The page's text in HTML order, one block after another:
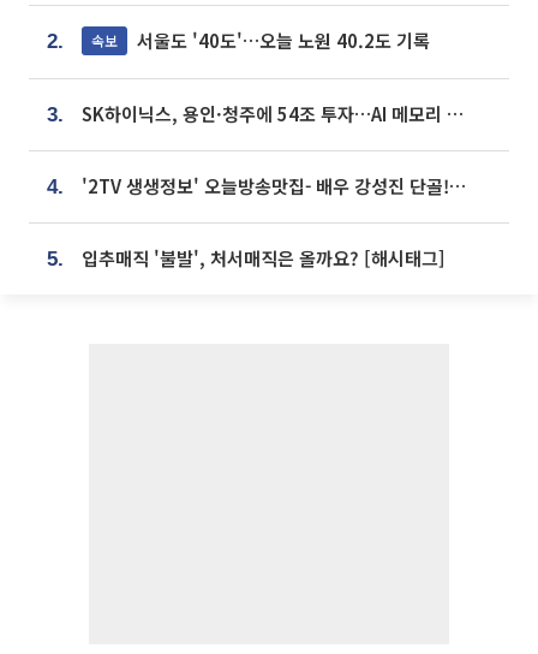
2. 속보 서울도 '40도'…오늘 노원 40.2도 기록
3. SK하이닉스, 용인·청주에 54조 투자…AI 메모리 생산기지 키운다
4. '2TV 생생정보' 오늘방송맛집- 배우 강성진 단골! 쌀국수ㆍ푸팟퐁 커리 맛집 '블○○○'
5. 입추매직 '불발', 처서매직은 올까요? [해시태그]